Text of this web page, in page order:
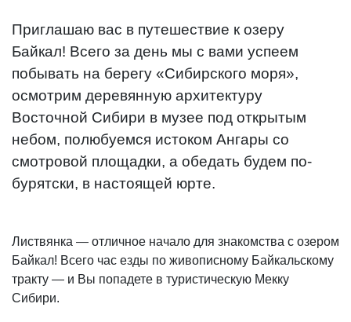
Приглашаю вас в путешествие к озеру
Байкал! Всего за день мы с вами успеем
побывать на берегу «Сибирского моря»,
осмотрим деревянную архитектуру
Восточной Сибири в музее под открытым
небом, полюбуемся истоком Ангары со
смотровой площадки, а обедать будем по-
бурятски, в настоящей юрте.
Листвянка — отличное начало для знакомства с озером
Байкал! Всего час езды по живописному Байкальскому
тракту — и Вы попадете в туристическую Мекку
Сибири.